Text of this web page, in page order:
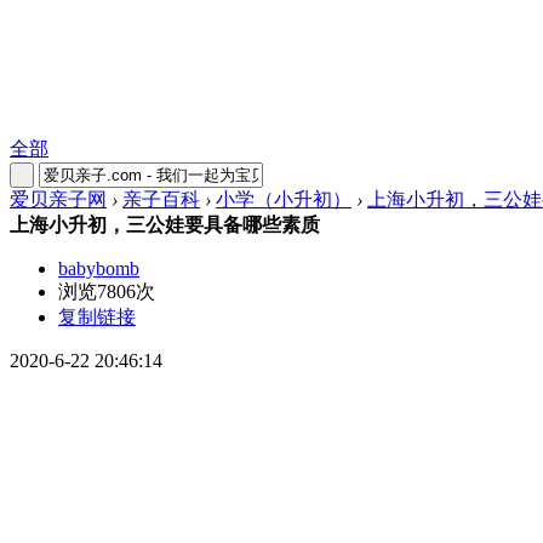
全部
爱贝亲子网 › 亲子百科 › 小学（小升初） ›
上海小升初，三公
上海小升初，三公娃要具备哪些素质
babybomb
浏览7806次
复制链接
2020-6-22 20:46:14